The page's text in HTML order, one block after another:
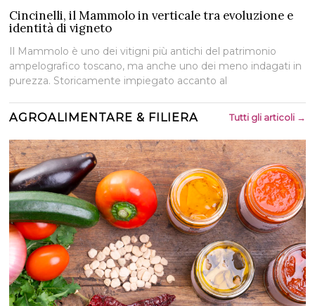
Cincinelli, il Mammolo in verticale tra evoluzione e
identità di vigneto
Il Mammolo è uno dei vitigni più antichi del patrimonio
ampelografico toscano, ma anche uno dei meno indagati in
purezza. Storicamente impiegato accanto al
AGROALIMENTARE & FILIERA Tutti gli articoli →